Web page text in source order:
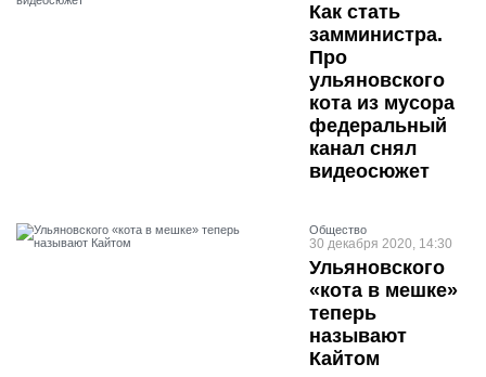
Как стать
замминистра.
Про
ульяновского
кота из мусора
федеральный
канал снял
видеосюжет
Общество
30 декабря 2020, 14:30
Ульяновского
«кота в мешке»
теперь
называют
Кайтом